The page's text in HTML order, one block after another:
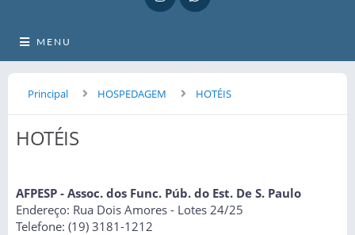
MENU
Principal HOSPEDAGEM HOTÉIS
HOTÉIS
AFPESP - Assoc. dos Func. Púb. do Est. De S. Paulo
Endereço: Rua Dois Amores - Lotes 24/25
Telefone: (19) 3181-1212